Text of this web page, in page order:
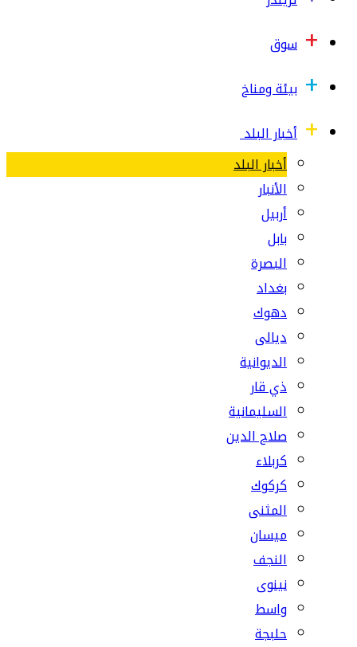
سوق
بيئة ومناخ
أخبار البلد
أخبار البلد
الأنبار
أربيل
بابل
البصرة
بغداد
دهوك
ديالى
الديوانية
ذي قار
السليمانية
صلاح الدين
كربلاء
كركوك
المثنى
ميسان
النجف
نينوى
واسط
حلبجة